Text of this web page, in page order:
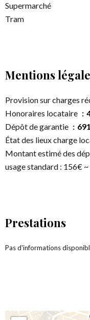
Supermarché
Tram
Mentions
Provision sur charges
Honoraires locataire
Dépôt de garantie
État des lieux charge
Montant estimé des
usage standard : 156€
Prestations
Pas d'informations